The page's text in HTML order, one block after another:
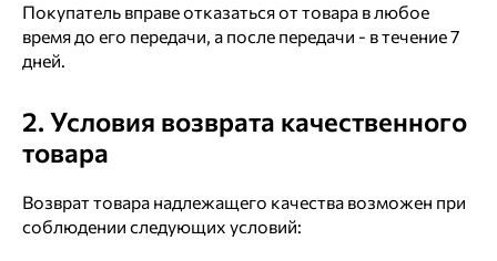
Покупатель вправе отказаться от товара в любое
время до его передачи, а после передачи - в течение 7
дней.
2. Условия возврата качественного
товара
Возврат товара надлежащего качества возможен при
соблюдении следующих условий: